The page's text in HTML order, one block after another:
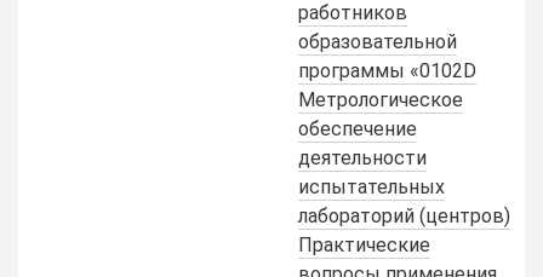
работников
образовательной
программы «0102D
Метрологическое
обеспечение
деятельности
испытательных
лабораторий (центров)
Практические